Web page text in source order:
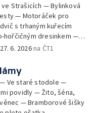
Strašicích — Bylinková
— Motoráček pro
s trhaným kuřecím
hořčičným dresinkem —
na cesty —
27. 6. 2026na ČT1
Ve staré stodole —
povidly — Žito, šéna,
— Bramborové šišky